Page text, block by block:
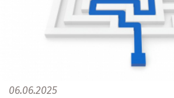
06.06.2025